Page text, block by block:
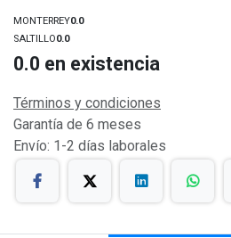
MONTERREY0.0
SALTILLO0.0
0.0 en existencia
Términos y condiciones
Garantía de 6 meses
Envío: 1-2 días laborales